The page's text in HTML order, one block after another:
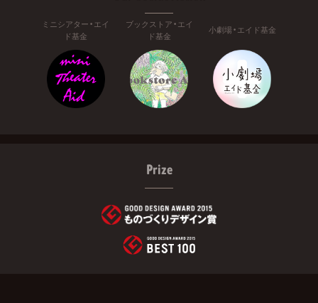
ミニシアター・エイ
ド基金
ブックストア・エイ
ド基金
小劇場・エイド基金
Prize